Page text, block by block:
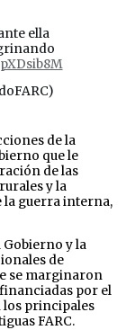
ella
de la
que le
de las
y la
la guerra interna,
Gobierno y la
de
se marginaron
por el
los principales
FARC.